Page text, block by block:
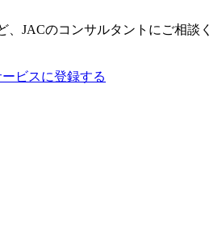
、 JACのコンサルタントにご相談く
ビスに登録する